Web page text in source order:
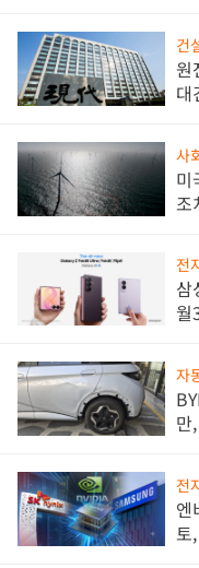
건
원
대
사
미
조
전
삼
월
자
만
전
엔
토